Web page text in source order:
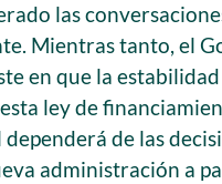
las
Mientras tanto, el
en que la
ley de
de las
administración a